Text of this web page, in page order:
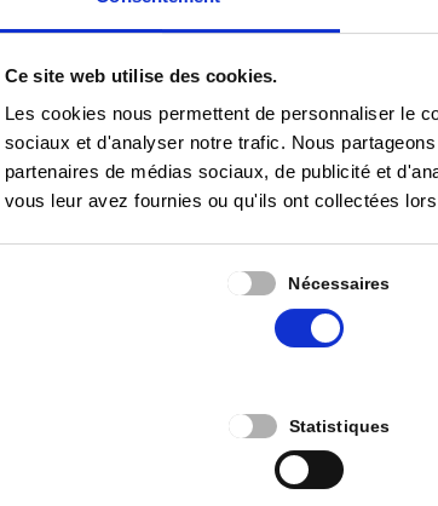
Ce site web utilise des cookies.
Les cookies nous permettent de personnaliser le
sociaux et d'analyser notre trafic. Nous
partenaires de médias sociaux, de publicité et
vous leur avez fournies ou qu'ils ont collectées
Nécessaires
Statistiques